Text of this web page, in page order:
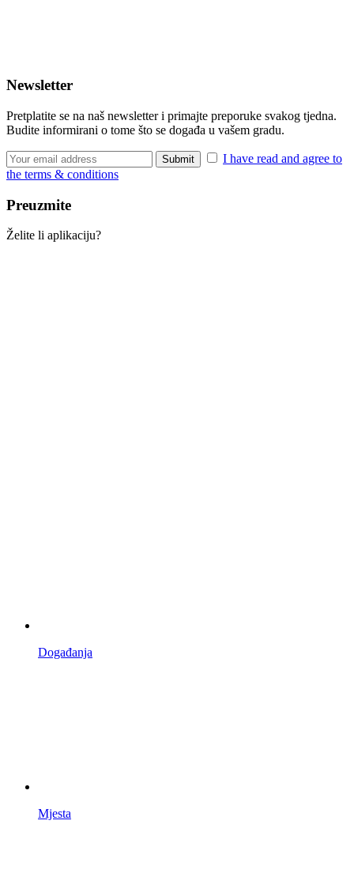
Newsletter
Pretplatite se na naš newsletter i primajte preporuke svakog tjedna.
Budite informirani o tome što se događa u vašem gradu.
I have read and agree to
the terms & conditions
Preuzmite
Želite li aplikaciju?
Događanja
Mjesta